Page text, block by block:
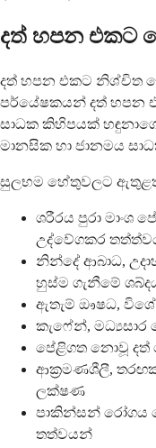
දත් හපන එකට
දත් හපන එකට නිශ්චිත
පර්යේෂකයන් දත් හපන
සාධක කිහිපයක්
මානසික හා ජානමය
සුලභම හේතුවලට
ශරීරය පුරා මාංශ
උද්වේගකර
නින්දේ ආබාධ,
හුස්ම ගැනීමේ
ඇතැම් ඖෂධ,
කැෆේන්,
පේළිගත නොවූ දත්
ආක්‍රමණශීලී,
ලක්ෂණ
පාකින්සන් රෝගය
තත්වයන්